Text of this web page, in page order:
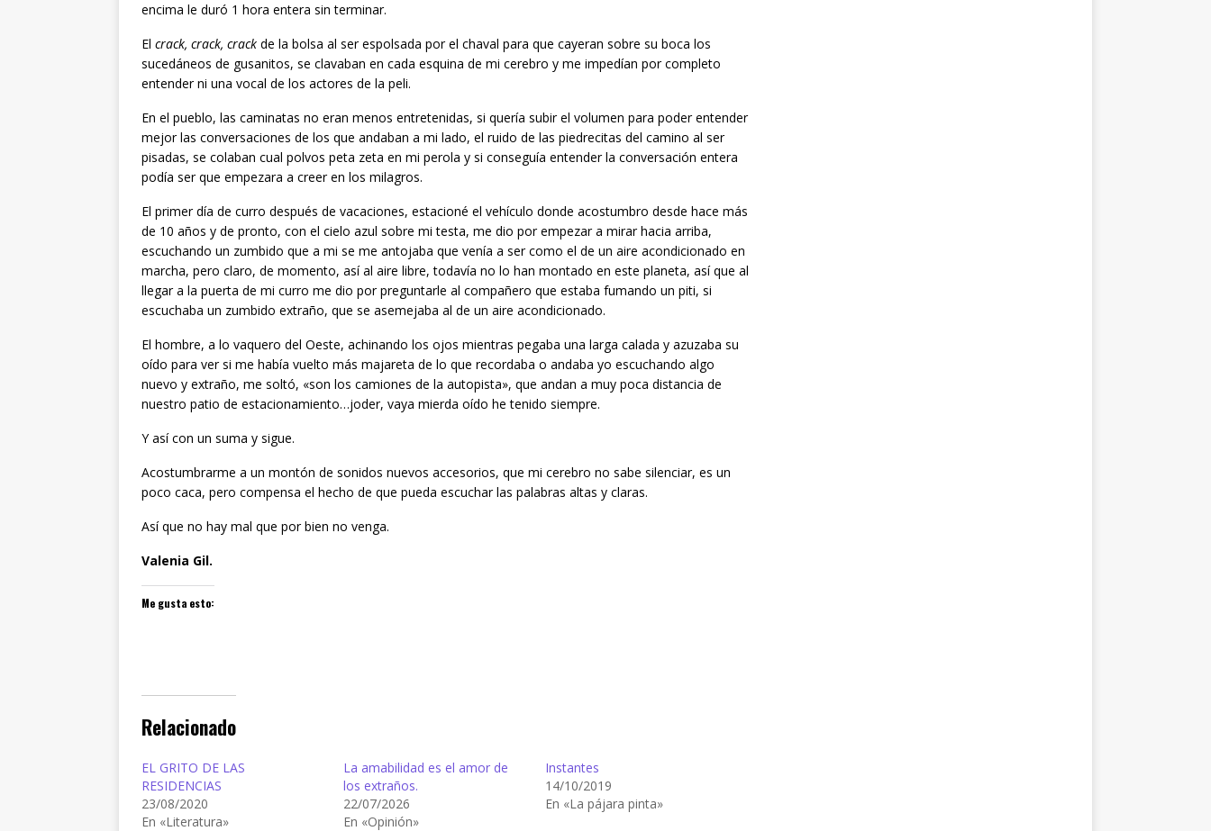
encima le duró 1 hora entera sin terminar.
El crack, crack, crack de la bolsa al ser espolsada por el chaval para que cayeran sobre su boca los
sucedáneos de gusanitos, se clavaban en cada esquina de mi cerebro y me impedían por completo
entender ni una vocal de los actores de la peli.
En el pueblo, las caminatas no eran menos entretenidas, si quería subir el volumen para poder entender
mejor las conversaciones de los que andaban a mi lado, el ruido de las piedrecitas del camino al ser
pisadas, se colaban cual polvos peta zeta en mi perola y si conseguía entender la conversación entera
podía ser que empezara a creer en los milagros.
El primer día de curro después de vacaciones, estacioné el vehículo donde acostumbro desde hace más
de 10 años y de pronto, con el cielo azul sobre mi testa, me dio por empezar a mirar hacia arriba,
escuchando un zumbido que a mi se me antojaba que venía a ser como el de un aire acondicionado en
marcha, pero claro, de momento, así al aire libre, todavía no lo han montado en este planeta, así que al
llegar a la puerta de mi curro me dio por preguntarle al compañero que estaba fumando un piti, si
escuchaba un zumbido extraño, que se asemejaba al de un aire acondicionado.
El hombre, a lo vaquero del Oeste, achinando los ojos mientras pegaba una larga calada y azuzaba su
oído para ver si me había vuelto más majareta de lo que recordaba o andaba yo escuchando algo
nuevo y extraño, me soltó, «son los camiones de la autopista», que andan a muy poca distancia de
nuestro patio de estacionamiento…joder, vaya mierda oído he tenido siempre.
Y así con un suma y sigue.
Acostumbrarme a un montón de sonidos nuevos accesorios, que mi cerebro no sabe silenciar, es un
poco caca, pero compensa el hecho de que pueda escuchar las palabras altas y claras.
Así que no hay mal que por bien no venga.
Valenia Gil.
Me gusta esto:
Relacionado
EL GRITO DE LAS
RESIDENCIAS
23/08/2020
En «Literatura»
La amabilidad es el amor de
los extraños.
22/07/2026
En «Opinión»
Instantes
14/10/2019
En «La pájara pinta»